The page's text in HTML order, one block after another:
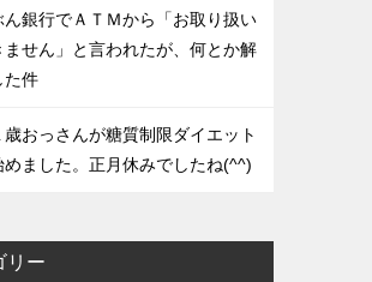
ん銀行でＡＴＭから「お取り扱い
ません」と言われたが、何とか解
た件
歳おっさんが糖質制限ダイエット
めました。正月休みでしたね(^^)
リー